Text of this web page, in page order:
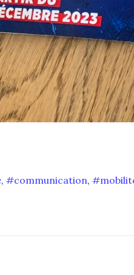
, communication,